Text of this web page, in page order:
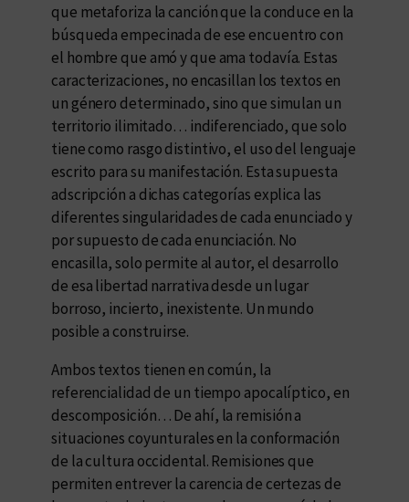
que metaforiza la canción que la conduce en la
búsqueda empecinada de ese encuentro con
el hombre que amó y que ama todavía. Estas
caracterizaciones, no encasillan los textos en
un género determinado, sino que simulan un
territorio ilimitado… indiferenciado, que solo
tiene como rasgo distintivo, el uso del lenguaje
escrito para su manifestación. Esta supuesta
adscripción a dichas categorías explica las
diferentes singularidades de cada enunciado y
por supuesto de cada enunciación. No
encasilla, solo permite al autor, el desarrollo
de esa libertad narrativa desde un lugar
borroso, incierto, inexistente. Un mundo
posible a construirse.
Ambos textos tienen en común, la
referencialidad de un tiempo apocalíptico, en
descomposición… De ahí, la remisión a
situaciones coyunturales en la conformación
de la cultura occidental. Remisiones que
permiten entrever la carencia de certezas de